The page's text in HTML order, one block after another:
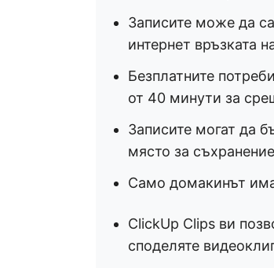
Записите може да
интернет връзката
Безплатните
от 40 минути за
Записите могат да
място за
Само домакинът има
ClickUp Clips ви
споделяте